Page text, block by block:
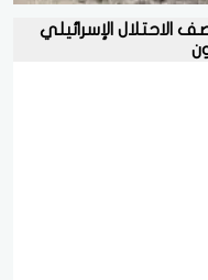
الاحتلال الإسرائيلي